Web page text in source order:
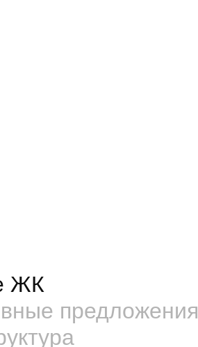
ЖК
предложения